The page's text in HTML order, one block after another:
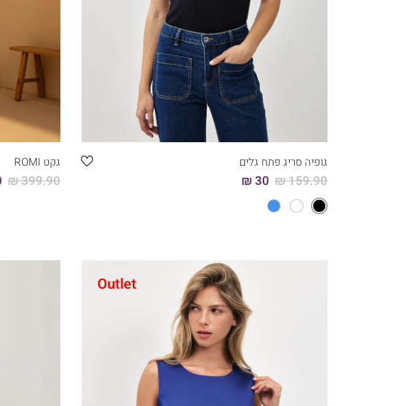
3
5
קני עכשיו
גופיה סריג פתח גלים
30 ₪ 159.90 ₪
36
גקט ROMI
399.90 ₪
Outlet